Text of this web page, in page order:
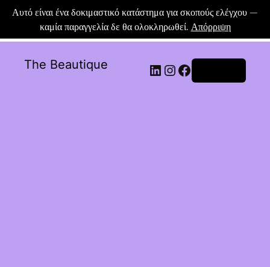
Αυτό είναι ένα δοκιμαστικό κατάστημα για σκοπούς ελέγχου —
καμία παραγγελία δε θα ολοκληρωθεί. Απόρριψη
The Beautique